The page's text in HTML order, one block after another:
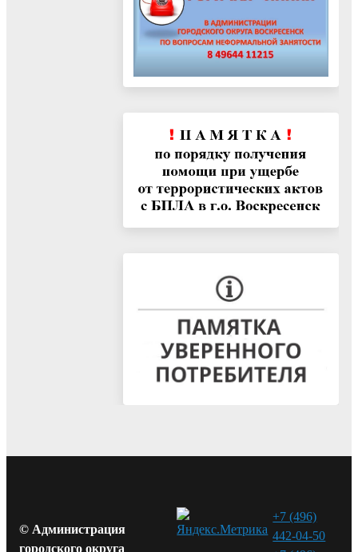
© Администрация
городского округа
+7 (496)
442-04-50